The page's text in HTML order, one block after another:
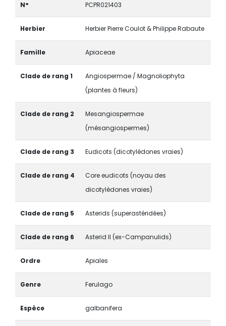
N° PCPR021403
Herbier Herbier Pierre Coulot & Philippe Rabaute
Famille Apiaceae
Clade de rang 1
Angiospermae / Magnoliophyta
(plantes à fleurs)
Clade de rang 2
Mesangiospermae
(mésangiospermes)
Clade de rang 3 Eudicots (dicotylédones vraies)
Clade de rang 4
Core eudicots (noyau des
dicotylédones vraies)
Clade de rang 5 Asterids (superastéridées)
Clade de rang 6 Asterid II (ex-Campanulids)
Ordre Apiales
Genre Ferulago
Espèce galbanifera